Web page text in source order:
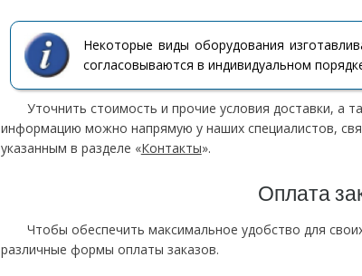
Некоторые виды оборудования
согласовываются в индивидуальном
Уточнить стоимость и прочие условия доставки, а
информацию можно напрямую у наших специалистов,
указанным в разделе «Контакты».
Оплата
Чтобы обеспечить максимальное удобство для
различные формы оплаты заказов.